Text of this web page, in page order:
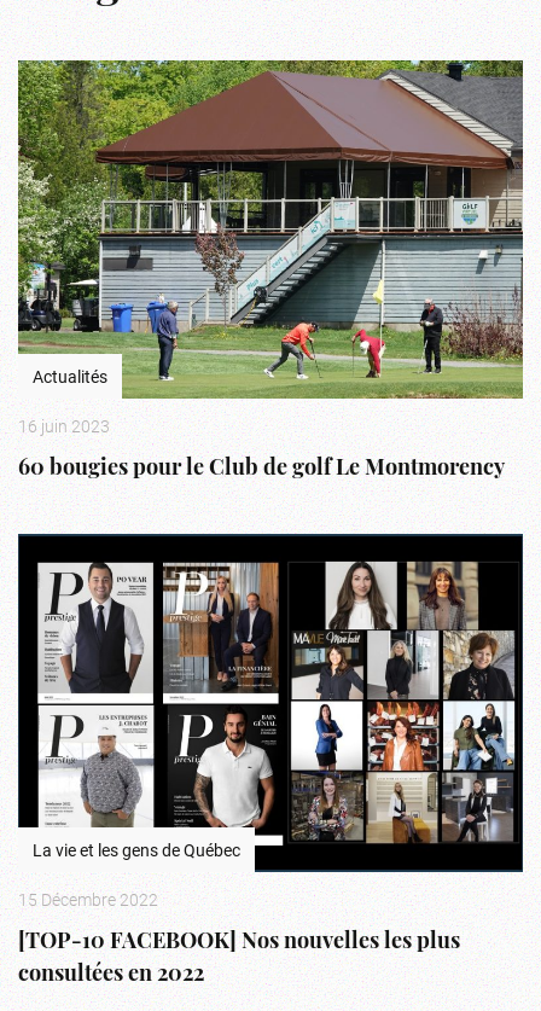
Actualités
16 juin 2023
60 bougies pour le Club de golf Le Montmorency
La vie et les gens de Québec
15 Décembre 2022
[TOP-10 FACEBOOK] Nos nouvelles les plus
consultées en 2022